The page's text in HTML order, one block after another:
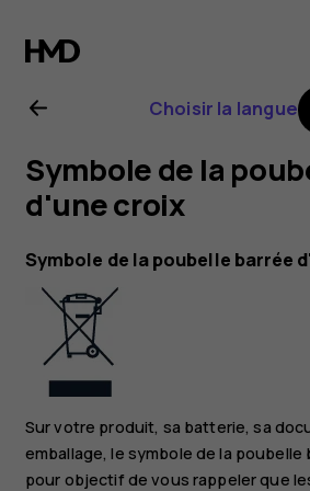
Guide
de
l'utilisateur
Nokia
8.1
Choisir la langue
Symbole de la
d'une croix
Symbole de la poubelle barrée
Sur votre produit, sa batterie, sa
emballage, le symbole de la poubelle
pour objectif de vous rappeler que